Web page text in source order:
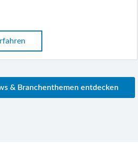
& Branchenthemen entdecken